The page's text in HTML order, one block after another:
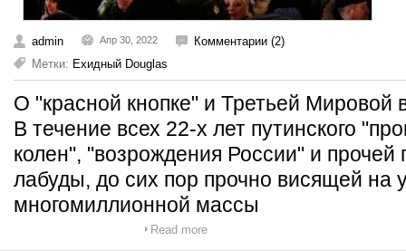
admin Апр 30, 2022
Комментарии (2)
Метки: Ехидный Douglas
О "красной кнопке" и Третьей
В течение всех 22-х лет путинского
колен", "возрождения России" и прочей
лабуды, до сих пор прочно висящей на
многомиллионной массы
Read more